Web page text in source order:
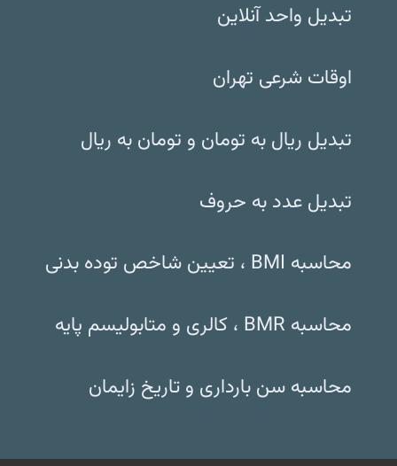
تبدیل واحد آنلاین
اوقات شرعی تهران
تبدیل ریال به تومان و تومان به ریال
تبدیل عدد به حروف
محاسبه BMI ، تعیین شاخص توده بدنی
محاسبه BMR ، کالری و متابولیسم پایه
محاسبه سن بارداری و تاریخ زایمان